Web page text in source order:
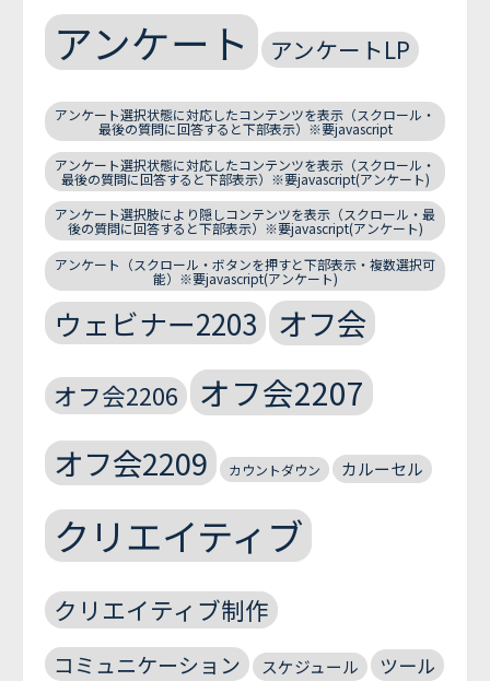
アンケート アンケートLP
アンケート選択状態に対応したコンテンツを表示（スクロール・
最後の質問に回答すると下部表示）※要javascript
アンケート選択状態に対応したコンテンツを表示（スクロール・
最後の質問に回答すると下部表示）※要javascript(アンケート)
アンケート選択肢により隠しコンテンツを表示（スクロール・最
後の質問に回答すると下部表示）※要javascript(アンケート)
アンケート（スクロール・ボタンを押すと下部表示・複数選択可
能）※要javascript(アンケート)
ウェビナー2203 オフ会
オフ会2206 オフ会2207
オフ会2209 カウントダウン カルーセル
クリエイティブ
クリエイティブ制作
コミュニケーション スケジュール ツール